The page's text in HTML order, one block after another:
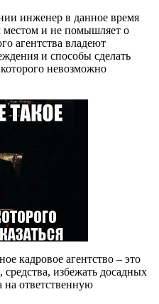
инженер в данное время
местом и не помышляет о
агентства владеют
и способы сделать
невозможно
кадровое агентство – это
избежать досадных
ответственную